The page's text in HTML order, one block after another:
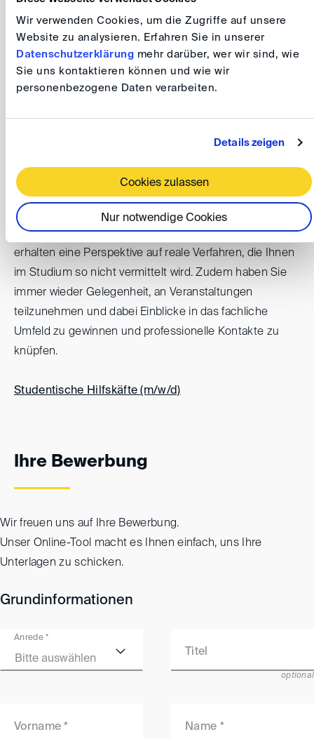
Wir verwenden Cookies, um die Zugriffe auf unsere
Website zu analysieren. Erfahren Sie in unserer
Datenschutzerklärung mehr darüber, wer wir sind, wie
Sie uns kontaktieren können und wie wir
personenbezogene Daten verarbeiten.
Details zeigen
Cookies zulassen
Nur notwendige Cookies
Sie möchten als Student frühzeitig praktische
Erfahrungen sammeln und erste Einblicke in juristische
Tätigkeitsfelder gewinnen? Dann werden Sie Teil
unseres Teams in Berlin oder Bonn: Als führende
Institution im Bereich der Streitbeilegung bietet Ihnen
die DIS ein professionelles Arbeitsumfeld mit
gewinnen Einblicke, die über klassische studentische
Tätigkeiten hinausgehen.
Sie erleben Streitbeilegung aus erster Hand und
erhalten eine Perspektive auf reale Verfahren, die Ihnen
im Studium so nicht vermittelt wird. Zudem haben Sie
immer wieder Gelegenheit, an Veranstaltungen
teilzunehmen und dabei Einblicke in das fachliche
Umfeld zu gewinnen und professionelle Kontakte zu
knüpfen.
Studentische Hilfskäfte (m/w/d)
Ihre Bewerbung
Wir freuen uns auf Ihre Bewerbung.
Unser Online-Tool macht es Ihnen einfach, uns Ihre
Unterlagen zu schicken.
Grundinformationen
Bitte auswählen
Anrede*
Titel
optional
Vorname* Name *